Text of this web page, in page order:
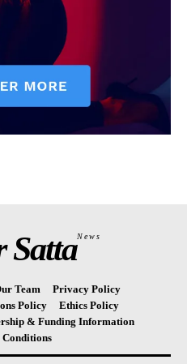
SattaNews
Team
Privacy Policy
Policy
Ethics Policy
& Funding Information